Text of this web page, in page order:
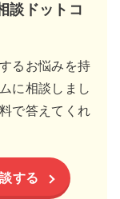
談ドットコ
るお悩みを持
に相談しまし
で答えてくれ
する